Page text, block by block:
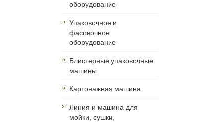
оборудование
Упаковочное и
фасовочное
оборудование
Блистерные упаковочные
машины
Картонажная машина
Линия и машина для
мойки, сушки,